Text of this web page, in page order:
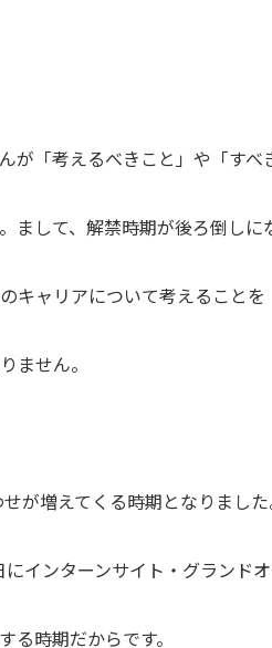
「考えるべきこと」や「すべ
まして、解禁時期が後ろ倒しに
キャリアについて考えることを
ません。
が増えてくる時期となりました
インターンサイト・グランド
時期だからです。